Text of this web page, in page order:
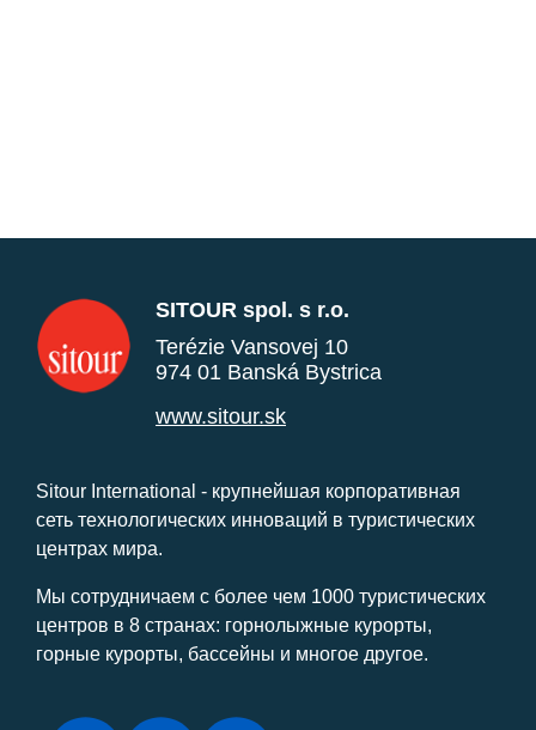
SITOUR spol. s r.o.
Terézie Vansovej 10
974 01 Banská Bystrica
www.sitour.sk
Sitour International - крупнейшая корпоративная
сеть технологических инноваций в туристических
центрах мира.
Мы сотрудничаем с более чем 1000 туристических
центров в 8 странах: горнолыжные курорты,
горные курорты, бассейны и многое другое.